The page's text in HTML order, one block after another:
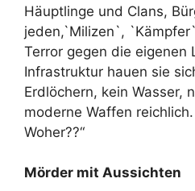
Häuptlinge und Clans,
jeden,`Milizen`,
Terror gegen die eigenen
Infrastruktur hauen sie
Erdlöchern, kein Wasser,
moderne Waffen
Woher??“
Mörder mit Aussichten